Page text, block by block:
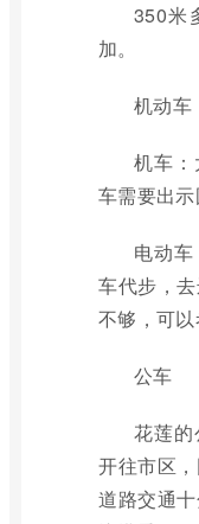
350米
加。
机动车
机车
车需要出示
电动
车代步，
不够，可以
公车
花莲
开往市区
道路交通